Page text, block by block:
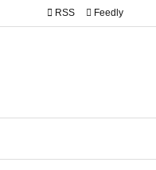
 RSS Feedly